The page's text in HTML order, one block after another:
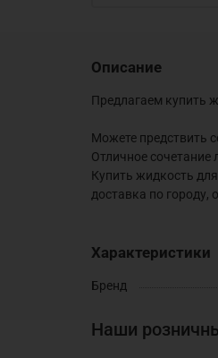
Описание
Предлагаем купить
Можете предствить
Отличное сочетание
Купить жидкость
доставка по городу,
Характеристики
Бренд
Наши